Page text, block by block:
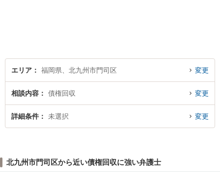
エリア 福岡県、北九州市門司区 変更
相談内容 債権回収 変更
詳細条件 未選択 変更
北九州市門司区から近い債権回収に強い弁護士